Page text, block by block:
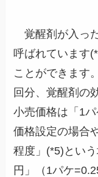
覚醒剤が入っ
呼ばれています
ことができます
回分、覚醒剤の
小売価格は「1
価格設定の場合
程度」(*5)とい
円」（1パケ